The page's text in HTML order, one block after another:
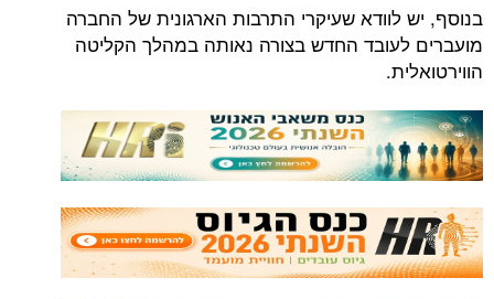
בנוסף, יש לוודא שעיקרי התרבות הארגונית של החברה
מועברים לעובד החדש בצורה נאותה במהלך הקליטה
הווירטואלית.